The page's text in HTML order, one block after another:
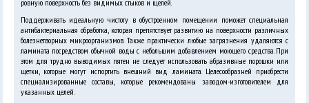
ровную поверхность без видимых стыков и щелей.
Поддерживать идеальную чистоту в обустроенном помещении поможет специальная
антибактериальная обработка, которая препятствует развитию на поверхности различных
болезнетворных микроорганизмов. Также практически любые загрязнения удаляются с
ламината посредством обычной воды с небольшим добавлением моющего средства. При
этом для трудно выводимых пятен не следует использовать абразивные порошки или
щетки, которые могут испортить внешний вид ламината. Целесообразней приобрести
специализированные составы, которые рекомендованы заводом-изготовителем для
указанных целей.